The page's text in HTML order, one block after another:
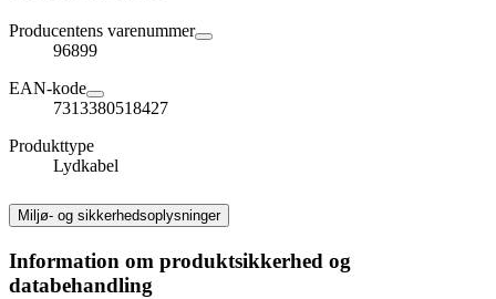
Producentens varenummer
96899
EAN-kode
7313380518427
Produkttype
Lydkabel
Miljø- og sikkerhedsoplysninger
Information om produktsikkerhed og
databehandling